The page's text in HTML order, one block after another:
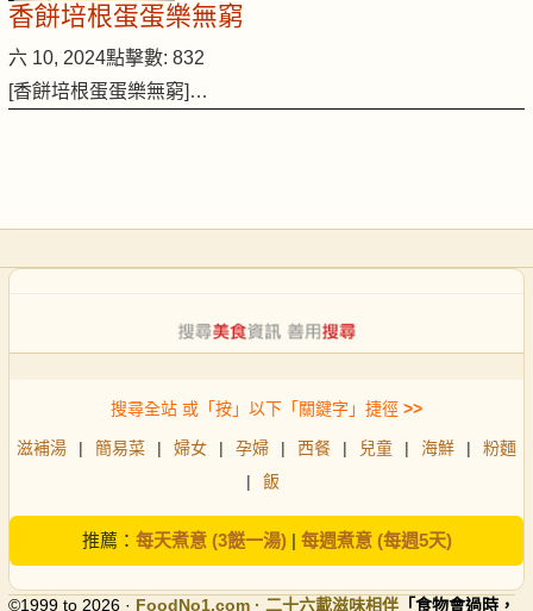
香餅培根蛋蛋樂無窮
六 10, 2024點擊數: 832
[香餅培根蛋蛋樂無窮]…
搜尋全站 或「按」以下「關鍵字」捷徑 >>
滋補湯 | 簡易菜 | 婦女 | 孕婦 | 西餐 | 兒童 | 海鮮 |
粉麵
|
飯
推薦： 每天煮意 (3餸一湯)| 每週煮意 (每週5天)
©1999 to 2026 · FoodNo1.com · 二十六載滋味相伴 「食物會過時，